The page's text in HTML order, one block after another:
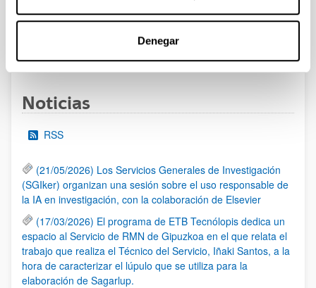
Denegar
Páginas intermedias Use TAB para desplazarse.
Páginas intermedias
Noticias
RSS
(21/05/2026) Los Servicios Generales de Investigación
(SGIker) organizan una sesión sobre el uso responsable de
la IA en investigación, con la colaboración de Elsevier
(17/03/2026) El programa de ETB Tecnólopis dedica un
espacio al Servicio de RMN de Gipuzkoa en el que relata el
trabajo que realiza el Técnico del Servicio, Iñaki Santos, a la
hora de caracterizar el lúpulo que se utiliza para la
elaboración de Sagarlup.